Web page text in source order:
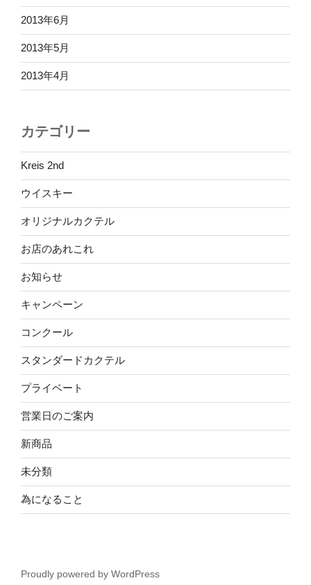
2013年6月
2013年5月
2013年4月
カテゴリー
Kreis 2nd
ウイスキー
オリジナルカクテル
お店のあれこれ
お知らせ
キャンペーン
コンクール
スタンダードカクテル
プライベート
営業日のご案内
新商品
未分類
為になること
Proudly powered by WordPress